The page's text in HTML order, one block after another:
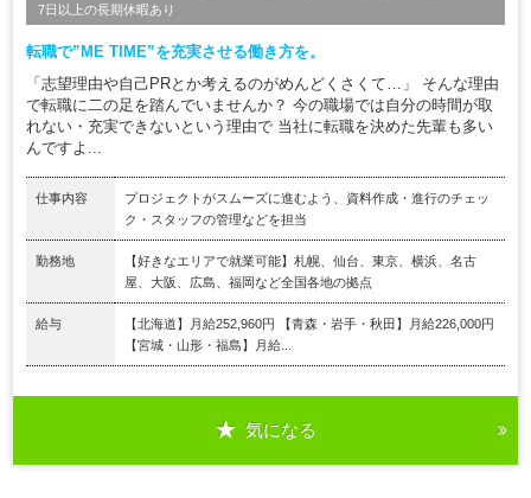
7日以上の長期休暇あり
転職で”ME TIME”を充実させる働き方を。
「志望理由や自己PRとか考えるのがめんどくさくて…」 そんな理由
で転職に二の足を踏んでいませんか？ 今の職場では自分の時間が取
れない・充実できないという理由で 当社に転職を決めた先輩も多い
んですよ...
仕事内容
プロジェクトがスムーズに進むよう、資料作成・進行のチェッ
ク・スタッフの管理などを担当
勤務地
【好きなエリアで就業可能】札幌、仙台、東京、横浜、名古
屋、大阪、広島、福岡など全国各地の拠点
給与
【北海道】月給252,960円 【青森・岩手・秋田】月給226,000円
【宮城・山形・福島】月給...
気になる